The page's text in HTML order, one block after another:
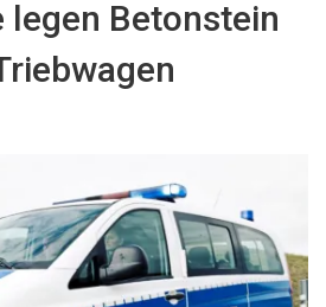
legen Betonstein